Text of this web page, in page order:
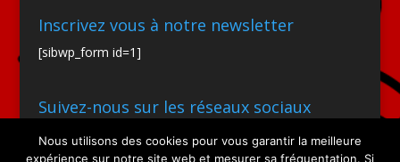
Inscrivez vous à notre newsletter
[sibwp_form id=1]
Suivez-nous sur les réseaux sociaux
Nous utilisons des cookies pour vous garantir la meilleure
expérience sur notre site web et mesurer sa fréquentation. Si